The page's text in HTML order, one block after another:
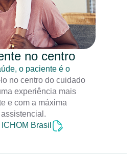
no centro
o paciente é o
no centro do cuidado
experiência mais
e com a máxima
ICHOM Brasil